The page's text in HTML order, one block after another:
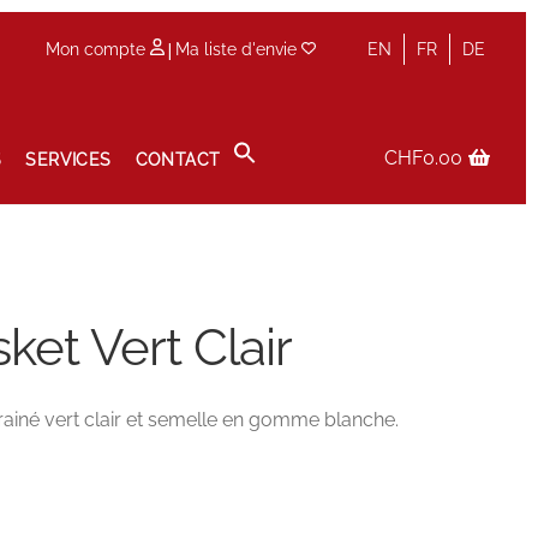
EN FR DE
Mon compte | Ma liste d'envie
SERVICES CONTACT CHF0.00
Vert Clair
vert clair et semelle en gomme blanche.